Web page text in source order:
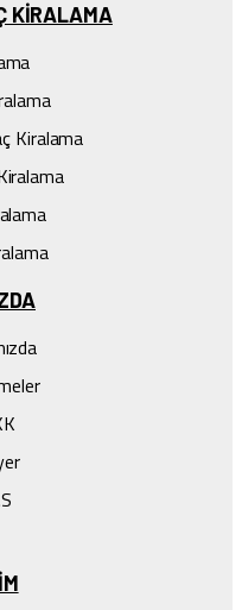
KIRALAMA
Kiralama